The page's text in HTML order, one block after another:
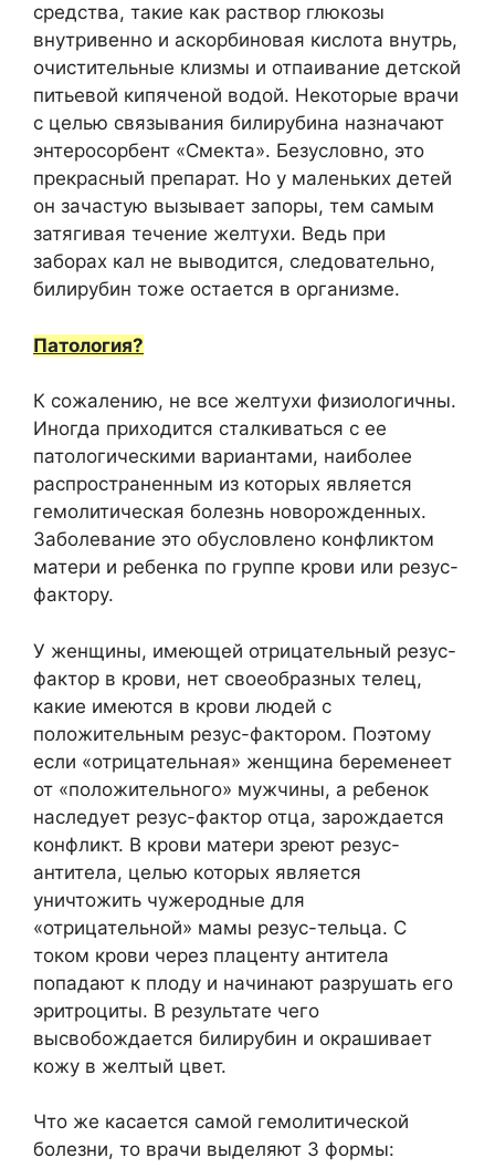
средства, такие как раствор глюкозы
внутривенно и аскорбиновая кислота внутрь,
очистительные клизмы и отпаивание детской
питьевой кипяченой водой. Некоторые врачи
с целью связывания билирубина назначают
энтеросорбент «Смекта». Безусловно, это
прекрасный препарат. Но у маленьких детей
он зачастую вызывает запоры, тем самым
затягивая течение желтухи. Ведь при
заборах кал не выводится, следовательно,
билирубин тоже остается в организме.
Патология?
К сожалению, не все желтухи физиологичны.
Иногда приходится сталкиваться с ее
патологическими вариантами, наиболее
распространенным из которых является
гемолитическая болезнь новорожденных.
Заболевание это обусловлено конфликтом
матери и ребенка по группе крови или резус-
фактору.
У женщины, имеющей отрицательный резус-
фактор в крови, нет своеобразных телец,
какие имеются в крови людей с
положительным резус-фактором. Поэтому
если «отрицательная» женщина беременеет
от «положительного» мужчины, а ребенок
наследует резус-фактор отца, зарождается
конфликт. В крови матери зреют резус-
антитела, целью которых является
уничтожить чужеродные для
«отрицательной» мамы резус-тельца. С
током крови через плаценту антитела
попадают к плоду и начинают разрушать его
эритроциты. В результате чего
высвобождается билирубин и окрашивает
кожу в желтый цвет.
Что же касается самой гемолитической
болезни, то врачи выделяют 3 формы: